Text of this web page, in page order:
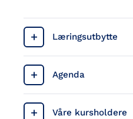
Læringsutbytte
Agenda
Våre kursholdere